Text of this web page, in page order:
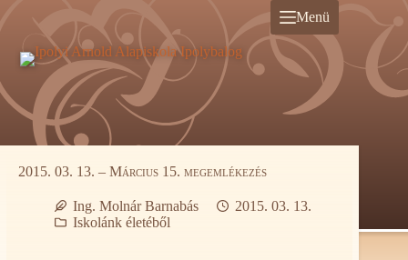
tartalomra
Menü
2015. 03. 13. – Március 15. megemlékezés
Ing. Molnár Barnabás
2015. 03. 13.
Iskolánk életéből